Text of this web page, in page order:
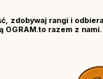
zdobywaj rangi i
razem z nami.